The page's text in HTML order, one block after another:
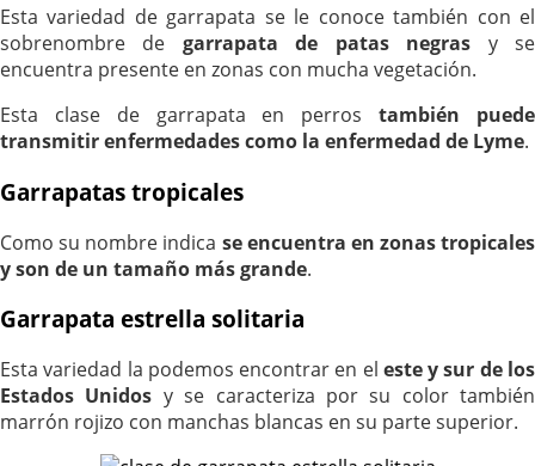
Esta variedad de garrapata se le conoce también con el
sobrenombre de garrapata de patas negras y se
encuentra presente en zonas con mucha vegetación.
Esta clase de garrapata en perrostambién puede
transmitir enfermedades como la enfermedad de Lyme.
Garrapatas tropicales
Como su nombre indica se encuentra en zonas tropicales
y son de un tamaño más grande.
Garrapata estrella solitaria
Esta variedad la podemos encontrar en el este y sur de los
Estados Unidos y se caracteriza por su color también
marrón rojizo con manchas blancas en su parte superior.